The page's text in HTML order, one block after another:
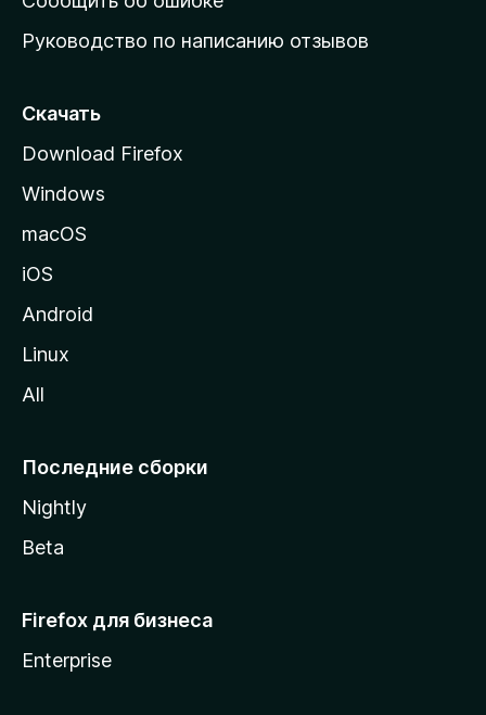
ю
т
а
н
у
M
i
l
Руководство по написанию отзывов
Скачать
Download Firefox
Windows
macOS
iOS
Android
Linux
All
Последние сборки
Nightly
Beta
Firefox для бизнеса
Enterprise